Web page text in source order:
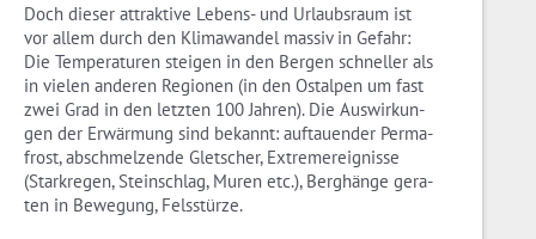
Doch die­ser at­trak­ti­ve Le­bens- und Ur­laubs­raum ist
vor allem durch den Kli­ma­wan­del mas­siv in Ge­fahr:
Die Tem­pe­ra­tu­ren stei­gen in den Ber­gen schnel­ler als
in vie­len an­de­ren Re­gio­nen (in den Ost­al­pen um fast
zwei Grad in den letz­ten 100 Jah­ren). Die Aus­wir­kun­
gen der Er­wär­mung sind be­kannt: auf­tau­en­der Per­ma­
frost, ab­schmel­zen­de Glet­scher, Ex­tre­mer­eig­nis­se
(Stark­re­gen, Stein­schlag, Muren etc.), Berg­hän­ge ge­ra­
ten in Be­we­gung, Fels­stür­ze.